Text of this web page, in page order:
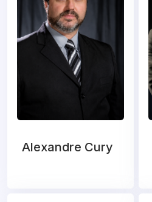
Alexandre Cury